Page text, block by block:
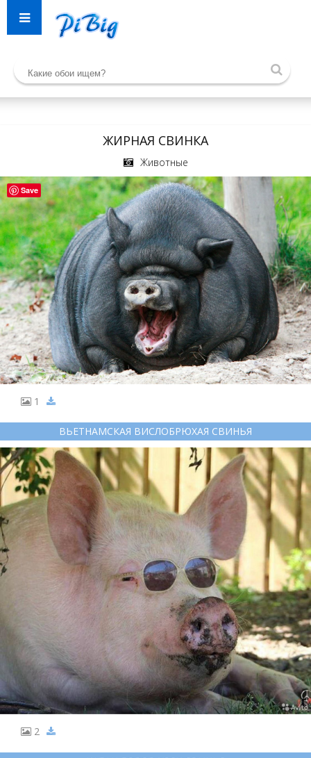
ЖИРНАЯ СВИНКА
Животные
1
ВЬЕТНАМСКАЯ ВИСЛОБРЮХАЯ СВИНЬЯ
2
Save